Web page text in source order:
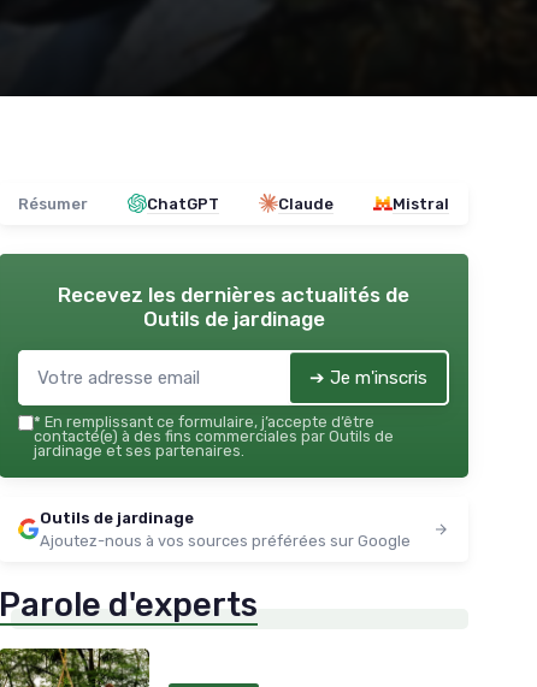
Résumer ChatGPT Claude Mistral
Recevez les dernières actualités de
Outils de jardinage
➔ Je m'inscris
* En remplissant ce formulaire, j’accepte d’être
contacté(e) à des fins commerciales par Outils de
jardinage et ses partenaires.
Outils de jardinage
Ajoutez-nous à vos sources préférées sur Google
Parole d'experts